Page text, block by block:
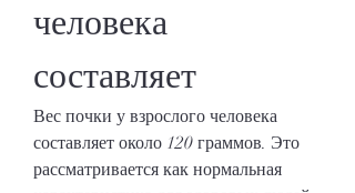
человека
составляет
Вес почки у взрослого человека
составляет около 120 граммов. Это
рассматривается как нормальная